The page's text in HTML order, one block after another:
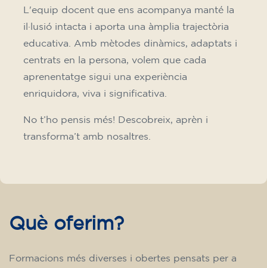
L'equip docent que ens acompanya manté la
il·lusió intacta i aporta una àmplia trajectòria
educativa. Amb mètodes dinàmics, adaptats i
centrats en la persona, volem que cada
aprenentatge sigui una experiència
enriquidora, viva i significativa.
No t’ho pensis més! Descobreix, aprèn i
transforma’t amb nosaltres.
Què oferim?
Formacions més diverses i obertes pensats per a